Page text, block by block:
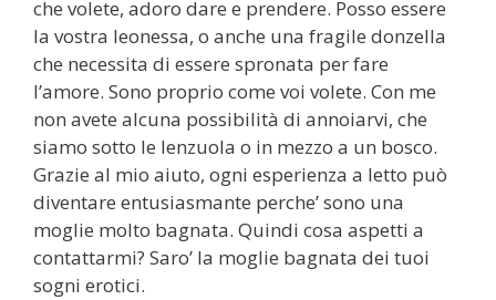
che volete, adoro dare e prendere. Posso essere
la vostra leonessa, o anche una fragile donzella
che necessita di essere spronata per fare
l’amore. Sono proprio come voi volete. Con me
non avete alcuna possibilità di annoiarvi, che
siamo sotto le lenzuola o in mezzo a un bosco.
Grazie al mio aiuto, ogni esperienza a letto può
diventare entusiasmante perche’ sono una
moglie molto bagnata. Quindi cosa aspetti a
contattarmi? Saro’ la moglie bagnata dei tuoi
sogni erotici.